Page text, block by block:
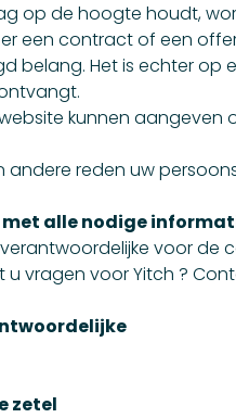
op de hoogte houdt,
een contract of een
belang. Het is echter op
kunnen aangeven
andere reden uw
alle nodige
voor
u vragen voor Yitch ?
zetel